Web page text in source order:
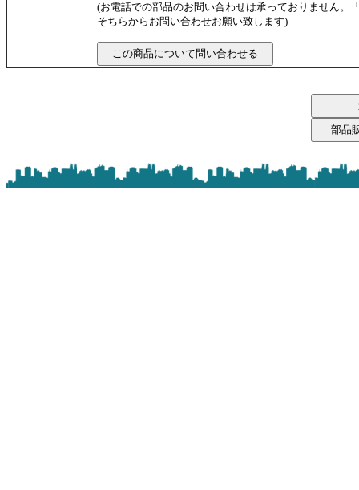
(お電話での部品のお問い合わせは承っておりません。
そちらからお問い合わせお願い致します)